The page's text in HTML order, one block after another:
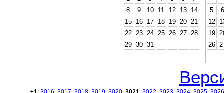
8
9 10 11 12 13
14
15
16 17 18 19 20
21
22
23 24 25 26 27
28
29 30 31
5
6
12
19
26
±1: 3016 3017 3018 3019 3020 3021 3022 3023 3024 3025 3026